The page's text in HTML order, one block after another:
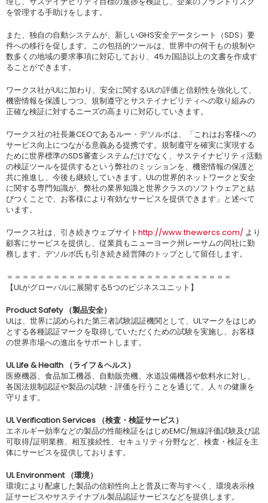
を管理する手助けをします。
また、独自の自動システムが、新しいGHS安全データシート（SDS）要
件への移行を促します。この包括的ツールは、世界中の何千もの規制や
数多くの地域の要求事項に対応しており、45カ国語以上の文書を作成す
ることができます。
ワークス社がULに加わり、安全に関するULの評価と信頼性を強化して、
機密情報を保護しつつ、規制遵守とサステイナビリティへの取り組みの
正確な検証に対するニーズの高まりに対応していきます。
ワークス社の社長兼CEOであるルー・デソルボは、「これはお客様への
サービス向上につながる意義ある提携です。規制遵守を確実に実現する
ために世界標準のSDS審査システムだけでなく、サステイナビリティ活動
の検証ツールを提供するという弊社のミッションを、機密情報の保護と
共に推進し、今後も継続していきます。ULの世界的ネットワークと安全
に関する専門知識が、弊社の業界知識と世界クラスのソフトウェアと結
びつくことで、お客様により有効なサービスを提供できます」と述べて
います。
ワークス社は、引き続きウェブサイトhttp://www.thewercs.com/ より
顧客にサービスを提供し、従業員もニューヨーク州レーサムの同社に勤
務します。デソルボ氏も引き続き経営陣のトップとして留任します。
＝＝＝＝＝＝＝＝＝＝＝＝＝＝＝＝＝＝＝＝＝＝＝＝＝＝＝＝＝
【ULがグローバルに展開する5つのビジネスユニット】
Product Safety （製品安全）
ULは、世界に認められた第三者試験認証機関として、ULマークをはじめ
とする各種認証マークを取得していただくための試験を実施し、お客様
の世界市場への進出をサポートします。
UL Life & Health （ライフ＆ヘルス）
医療機器、食品加工機器、自動販売機、水道設備機器や飲料水に対し、
各国法規制認証や製品の試験・評価を行うことを通じて、人々の健康を
守ります。
UL Verification Services （検査・検証サービス）
エネルギー効率などの製品の性能検証をはじめEMC/無線評価試験及び認
可取得/証明業務、相互接続性、セキュリティ分野など、検査・検証を主
体にサービスを提供しております。
UL Environment （環境）
環境により配慮した製品の信頼性向上と普及に寄与すべく、環境表示検
証サービスやサステイナブル製品認証サービスなどを提供します。